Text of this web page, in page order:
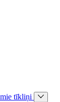
tīkliņi